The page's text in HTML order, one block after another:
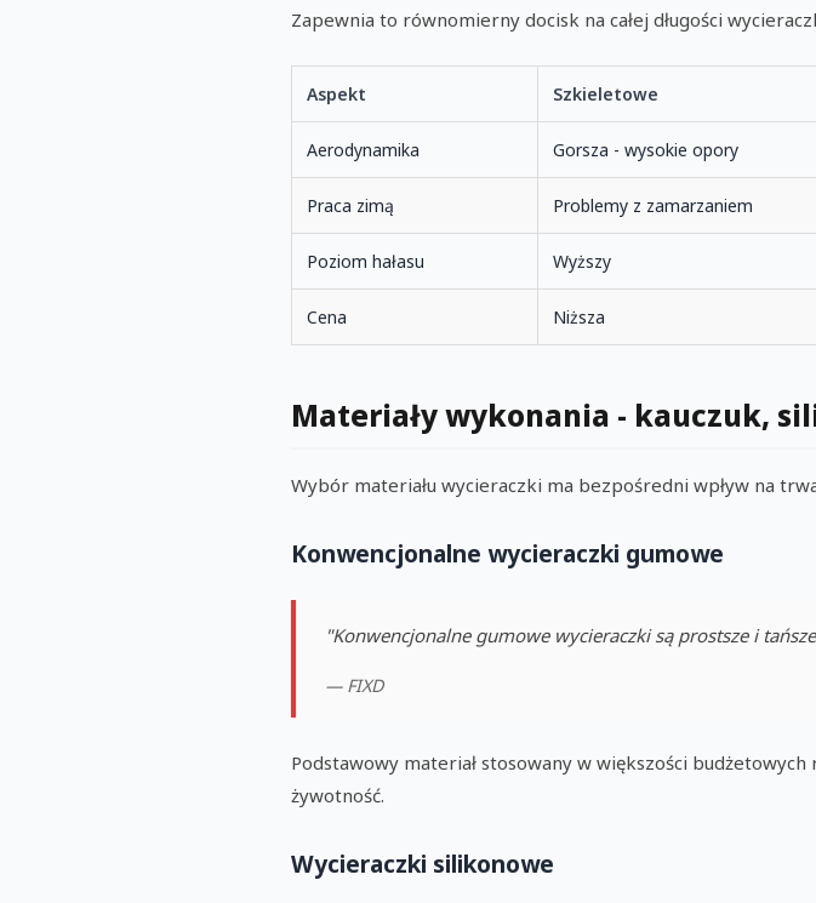
Zapewnia to równomierny docisk na całej długości
Aspekt Szkieletowe
Aerodynamika Gorsza - wysokie opory
Praca zimą Problemy z zamarzaniem
Poziom hałasu Wyższy
Cena Niższa
Materiały wykonania - kauczuk,
Wybór materiału wycieraczki ma bezpośredni wpływ na
Konwencjonalne wycieraczki gumowe
"Konwencjonalne gumowe wycieraczki są prostsze i
— FIXD
Podstawowy materiał stosowany w większości
żywotność.
Wycieraczki silikonowe